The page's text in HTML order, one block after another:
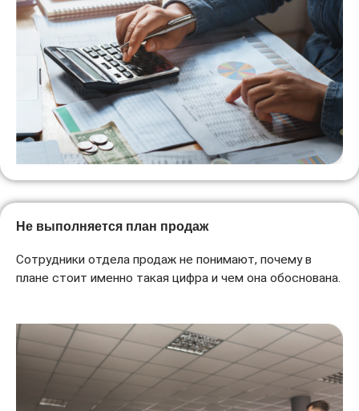
Не выполняется план продаж
Сотрудники отдела продаж не понимают, почему в
плане стоит именно такая цифра и чем она обоснована.